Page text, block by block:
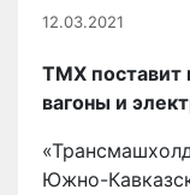
12.03.2021
ТМХ поставит
вагоны и
Южно-